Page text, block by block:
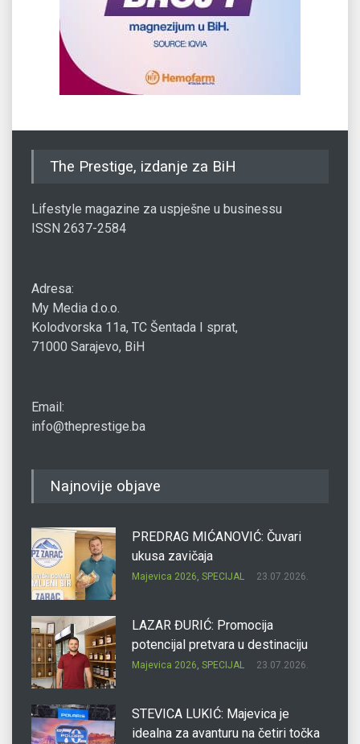
The Prestige, izdanje za BiH
Lifestyle magazine za uspješne u businessu
ISSN 2637-2584
Adresa:
My Media d.o.o.
Kolodvorska 11a, TC Šentada I sprat,
71000 Sarajevo, BiH
Email:
info@theprestige.ba
Najnovije objave
PREDRAG MIĆANOVIĆ: Čuvari
ukusa zavičaja
Majevica 2026, SPECIJAL 23.07.2026.
LAZAR ĐURIĆ: Promocija
potencijal pretvara u destinaciju
Majevica 2026, SPECIJAL 23.07.2026.
STEVICA LUKIĆ: Majevica je
idealna za avanturu na četiri točka